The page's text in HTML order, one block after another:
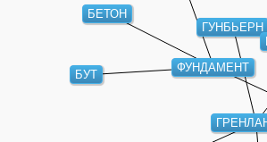
ФУНДАМЕНТ
БУТ
БЕТОН
ГУНБЬЕРН